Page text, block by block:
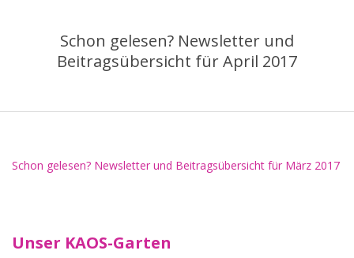
Schon gelesen? Newsletter und
Beitragsübersicht für April 2017
Schon gelesen? Newsletter und Beitragsübersicht für März 2017
Unser KAOS-Garten